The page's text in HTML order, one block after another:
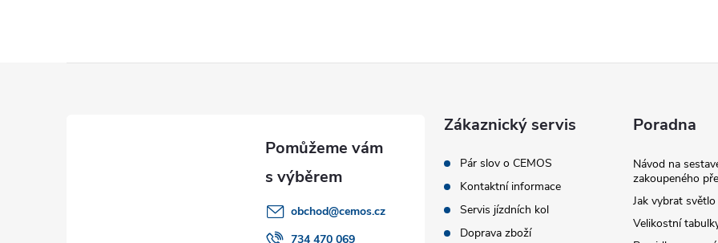
obchod@cemos.cz
734 470 069
Zákaznický servis
Pár slov o CEMOS
Kontaktní informace
Servis jízdních kol
Doprava zboží
Poradna
Návod na
zakoupeného
Jak vybrat
Velikostní